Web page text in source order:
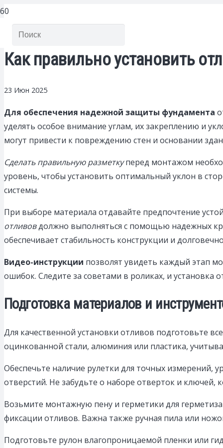
Как правильно установить
23 Июн 2025
Для обеспечения надежной защиты фундамента
уделять особое внимание углам, их закреплению и
могут привести к повреждению стен и основании
Сделать правильную разметкуперед монтажом
уровень, чтобы установить оптимальный уклон в
системы.
При выборе материала отдавайте предпочтение
отливовдолжно выполняться с помощью надежных
обеспечивает стабильность конструкции и
Видео-инструкции позволят увидеть каждый этап
ошибок. Следите за советами в роликах, и установка
Подготовка материалов и
Для качественной установки отливов подготовьте
оцинкованной стали, алюминия или пластика,
Обеспечьте наличие рулетки для точных измерений,
отверстий. Не забудьте о наборе отверток и ключей,
Возьмите монтажную пену и герметики для
фиксации отливов. Важна также ручная пила или
Подготовьте рулон влагопроницаемой пленки или